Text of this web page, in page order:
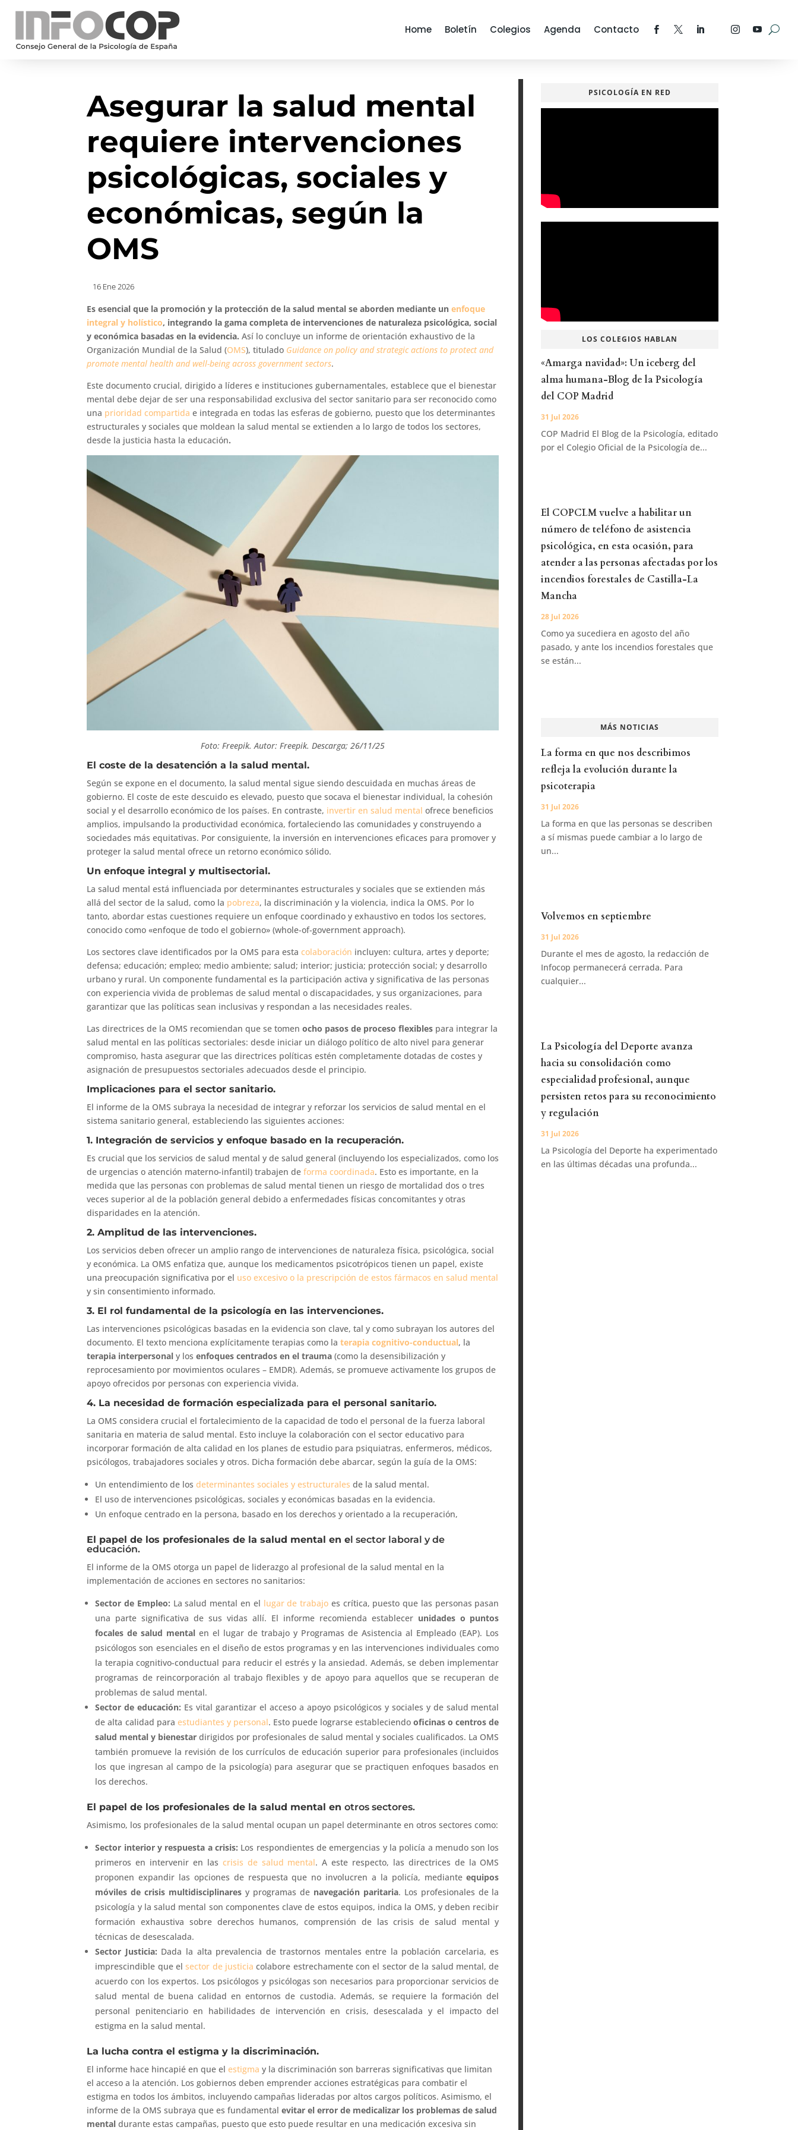
Home Boletín Colegios Agenda Contacto
Asegurar la salud mental
requiere intervenciones
psicológicas, sociales y
económicas, según la
OMS
16 Ene 2026
Es esencial que la promoción y la protección de la salud mental se aborden mediante unenfoque
integral y holístico, integrando la gama completa de intervenciones de naturaleza psicológica, social
y económica basadas en la evidencia.Así lo concluye un informe de orientación exhaustivo de la
Organización Mundial de la Salud (OMS), titulado Guidance on policy and strategic actions to protect and
promote mental health and well-being across government sectors.
Este documento crucial, dirigido a líderes e instituciones gubernamentales, establece que el bienestar
mental debe dejar de ser una responsabilidad exclusiva del sector sanitario para ser reconocido como
una prioridad compartida e integrada en todas las esferas de gobierno, puesto que los determinantes
estructurales y sociales que moldean la salud mental se extienden a lo largo de todos los sectores,
desde la justicia hasta la educación.
Foto: Freepik. Autor: Freepik. Descarga; 26/11/25
El coste de la desatención a la salud mental.
Según se expone en el documento, la salud mental sigue siendo descuidada en muchas áreas de
gobierno. El coste de este descuido es elevado, puesto que socava el bienestar individual, la cohesión
social y el desarrollo económico de los países. En contraste, invertir en salud mental ofrece beneficios
amplios, impulsando la productividad económica, fortaleciendo las comunidades y construyendo a
sociedades más equitativas. Por consiguiente, la inversión en intervenciones eficaces para promover y
proteger la salud mental ofrece un retorno económico sólido.
Un enfoque integral y multisectorial.
La salud mental está influenciada por determinantes estructurales y sociales que se extienden más
allá del sector de la salud, como la pobreza, la discriminación y la violencia, indica la OMS. Por lo
tanto, abordar estas cuestiones requiere un enfoque coordinado y exhaustivo en todos los sectores,
conocido como «enfoque de todo el gobierno» (whole-of-government approach).
Los sectores clave identificados por la OMS para estacolaboración incluyen: cultura, artes y deporte;
defensa; educación; empleo; medio ambiente; salud; interior; justicia; protección social; y desarrollo
urbano y rural. Un componente fundamental es la participación activa y significativa de las personas
con experiencia vivida de problemas de salud mental o discapacidades, y sus organizaciones, para
garantizar que las políticas sean inclusivas y respondan a las necesidades reales.
Las directrices de la OMS recomiendan que se tomenocho pasos de proceso flexibles para integrar la
salud mental en las políticas sectoriales: desde iniciar un diálogo político de alto nivel para generar
compromiso, hasta asegurar que las directrices políticas estén completamente dotadas de costes y
asignación de presupuestos sectoriales adecuados desde el principio.
Implicaciones para el sector sanitario.
El informe de la OMS subraya la necesidad de integrar y reforzar los servicios de salud mental en el
sistema sanitario general, estableciendo las siguientes acciones:
1. Integración de servicios y enfoque basado en la recuperación.
Es crucial que los servicios de salud mental y de salud general (incluyendo los especializados, como los
de urgencias o atención materno-infantil) trabajen deforma coordinada. Esto es importante, en la
medida que las personas con problemas de salud mental tienen un riesgo de mortalidad dos o tres
veces superior al de la población general debido a enfermedades físicas concomitantes y otras
disparidades en la atención.
2. Amplitud de las intervenciones.
Los servicios deben ofrecer un amplio rango de intervenciones de naturaleza física, psicológica, social
y económica. La OMS enfatiza que, aunque los medicamentos psicotrópicos tienen un papel, existe
una preocupación significativa por el uso excesivo o la prescripción de estos fármacos en salud mental
y sin consentimiento informado.
3. El rol fundamental de la psicología en las intervenciones.
Las intervenciones psicológicas basadas en la evidencia son clave, tal y como subrayan los autores del
documento. El texto menciona explícitamente terapias como laterapia cognitivo-conductual, la
terapia interpersonal y losenfoques centrados en el trauma (como la desensibilización y
reprocesamiento por movimientos oculares – EMDR). Además, se promueve activamente los grupos de
apoyo ofrecidos por personas con experiencia vivida.
4. La necesidad de formación especializada para el personal sanitario.
La OMS considera crucial el fortalecimiento de la capacidad de todo el personal de la fuerza laboral
sanitaria en materia de salud mental. Esto incluye la colaboración con el sector educativo para
incorporar formación de alta calidad en los planes de estudio para psiquiatras, enfermeros, médicos,
psicólogos, trabajadores sociales y otros. Dicha formación debe abarcar, según la guía de la OMS:
Un entendimiento de losdeterminantes sociales y estructurales de la salud mental.
El uso de intervenciones psicológicas, sociales y económicas basadas en la evidencia.
Un enfoque centrado en la persona, basado en los derechos y orientado a la recuperación,
El papel de los profesionales de la salud mental en el sector laboral y de
educación.
El informe de la OMS otorga un papel de liderazgo al profesional de la salud mental en la
implementación de acciones en sectores no sanitarios:
Sector de Empleo: La salud mental en el lugar de trabajo es crítica, puesto que las personas pasan
una parte significativa de sus vidas allí. El informe recomienda establecer unidades o puntos
focales de salud mental en el lugar de trabajo y Programas de Asistencia al Empleado (EAP). Los
psicólogos son esenciales en el diseño de estos programas y en las intervenciones individuales como
la terapia cognitivo-conductual para reducir el estrés y la ansiedad. Además, se deben implementar
programas de reincorporación al trabajo flexibles y de apoyo para aquellos que se recuperan de
problemas de salud mental.
Sector de educación: Es vital garantizar el acceso a apoyo psicológicos y sociales y de salud mental
de alta calidad para estudiantes y personal. Esto puede lograrse estableciendooficinas o centros de
salud mental y bienestar dirigidos por profesionales de salud mental y sociales cualificados. La OMS
también promueve la revisión de los currículos de educación superior para profesionales (incluidos
los que ingresan al campo de la psicología) para asegurar que se practiquen enfoques basados en
los derechos.
El papel de los profesionales de la salud mental enotros sectores.
Asimismo, los profesionales de la salud mental ocupan un papel determinante en otros sectores como:
Sector interior y respuesta a crisis: Los respondientes de emergencias y la policía a menudo son los
primeros en intervenir en las crisis de salud mental. A este respecto, las directrices de la OMS
proponen expandir las opciones de respuesta que no involucren a la policía, medianteequipos
móviles de crisis multidisciplinares y programas de navegación paritaria. Los profesionales de la
psicología y la salud mental son componentes clave de estos equipos, indica la OMS, y deben recibir
formación exhaustiva sobre derechos humanos, comprensión de las crisis de salud mental y
técnicas de desescalada.
Sector Justicia: Dada la alta prevalencia de trastornos mentales entre la población carcelaria, es
imprescindible que elsector de justicia colabore estrechamente con el sector de la salud mental, de
acuerdo con los expertos. Los psicólogos y psicólogas son necesarios para proporcionar servicios de
salud mental de buena calidad en entornos de custodia. Además, se requiere la formación del
personal penitenciario en habilidades de intervención en crisis, desescalada y el impacto del
estigma en la salud mental.
La lucha contra el estigma y la discriminación.
El informe hace hincapié en que elestigma y la discriminación son barreras significativas que limitan
el acceso a la atención. Los gobiernos deben emprender acciones estratégicas para combatir el
estigma en todos los ámbitos, incluyendo campañas lideradas por altos cargos políticos. Asimismo, el
informe de la OMS subraya que es fundamentalevitar el error de medicalizar los problemas de salud
mental durante estas campañas, puesto que esto puede resultar en una medicación excesiva sin
PSICOLOGÍA EN RED
LOS COLEGIOS HABLAN
«Amarga navidad»: Un iceberg del
alma humana-Blog de la Psicología
del COP Madrid
31 Jul 2026
COP Madrid El Blog de la Psicología, editado
por el Colegio Oficial de la Psicología de...
El COPCLM vuelve a habilitar un
número de teléfono de asistencia
psicológica, en esta ocasión, para
atender a las personas afectadas por los
incendios forestales de Castilla-La
Mancha
28 Jul 2026
Como ya sucediera en agosto del año
pasado, y ante los incendios forestales que
se están...
MÁS NOTICIAS
La forma en que nos describimos
refleja la evolución durante la
psicoterapia
31 Jul 2026
La forma en que las personas se describen
a sí mismas puede cambiar a lo largo de
un...
Volvemos en septiembre
31 Jul 2026
Durante el mes de agosto, la redacción de
Infocop permanecerá cerrada. Para
cualquier...
La Psicología del Deporte avanza
hacia su consolidación como
especialidad profesional, aunque
persisten retos para su reconocimiento
y regulación
31 Jul 2026
La Psicología del Deporte ha experimentado
en las últimas décadas una profunda...